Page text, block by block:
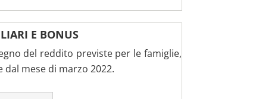
E BONUS
del reddito previste per le famiglie,
dal mese di marzo 2022.